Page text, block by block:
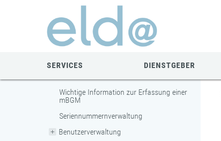
SERVICES DIENSTGEBER
Wichtige Information zur Erfassung einer
mBGM
Seriennummernverwaltung
Benutzerverwaltung